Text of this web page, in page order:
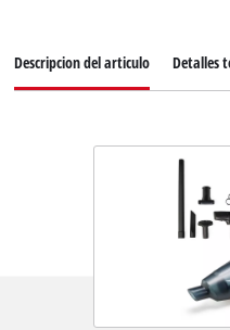
Descripcion del articulo Detalles